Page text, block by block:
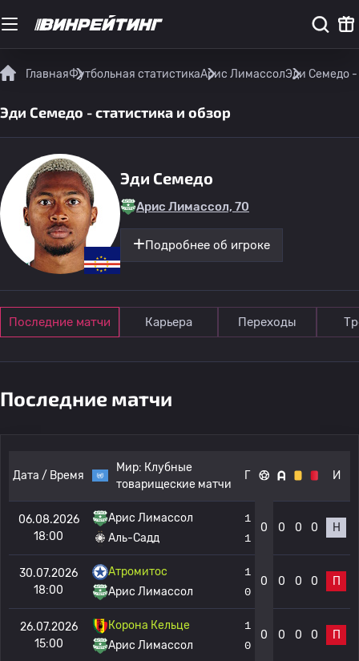
ГлавнаяФутбольная статистикаАрис ЛимассолЭди Семедо -
Эди Семедо - статистика и обзор
Эди Семедо
Арис Лимассол, 70
Подробнее об игроке
Последние матчи Карьера Переходы
Последние матчи
Дата / Время
Мир: Клубные
товарищеские матчи
Г И
06.08.2026
18:00
Арис Лимассол
Аль-Садд
1
1
0 0 0 0 Н
30.07.2026
18:00
Атромитос
Арис Лимассол
1
0
0 0 0 0 П
26.07.2026
15:00
Корона Кельце
Арис Лимассол
1
0
0 0 0 0 П